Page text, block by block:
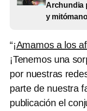
Archundia
y
“¡Amamos a los
¡Tenemos una
por nuestras
parte de nuestra
publicación el